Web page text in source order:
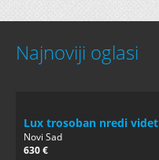
Najnoviji oglasi
Lux trosoban nredi
Novi Sad
630 €